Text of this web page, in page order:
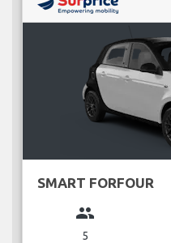
SMART FORFOUR
group
5